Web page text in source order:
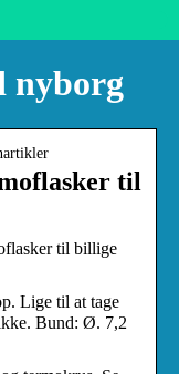
nyborg
til
til billige
Lige til at tage
Bund: Ø. 7,2